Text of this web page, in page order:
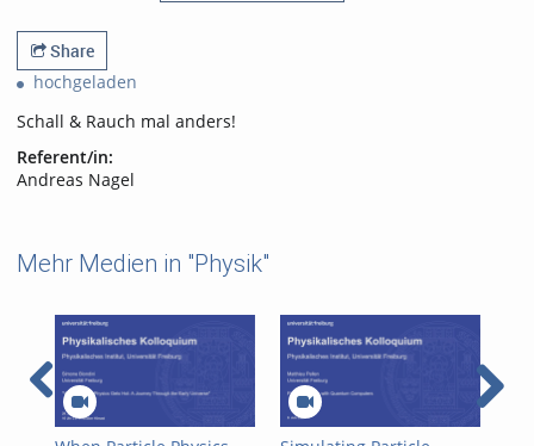
views
favorites
Share
hochgeladen
Schall & Rauch mal anders!
Referent/in:
Andreas Nagel
Mehr Medien in "Physik"